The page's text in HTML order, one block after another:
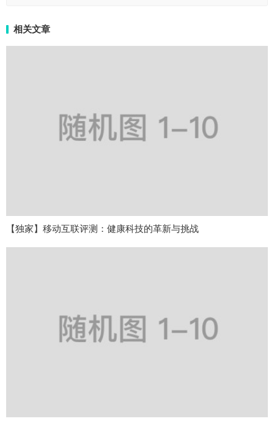
相关文章
【独家】移动互联评测：健康科技的革新与挑战